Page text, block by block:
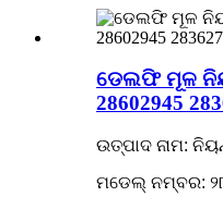
ଡେଲଫି ମୂଳ
28602945
ଉତ୍ପାଦ ନାମ:
ମଡେଲ୍ ନମ୍ବର: